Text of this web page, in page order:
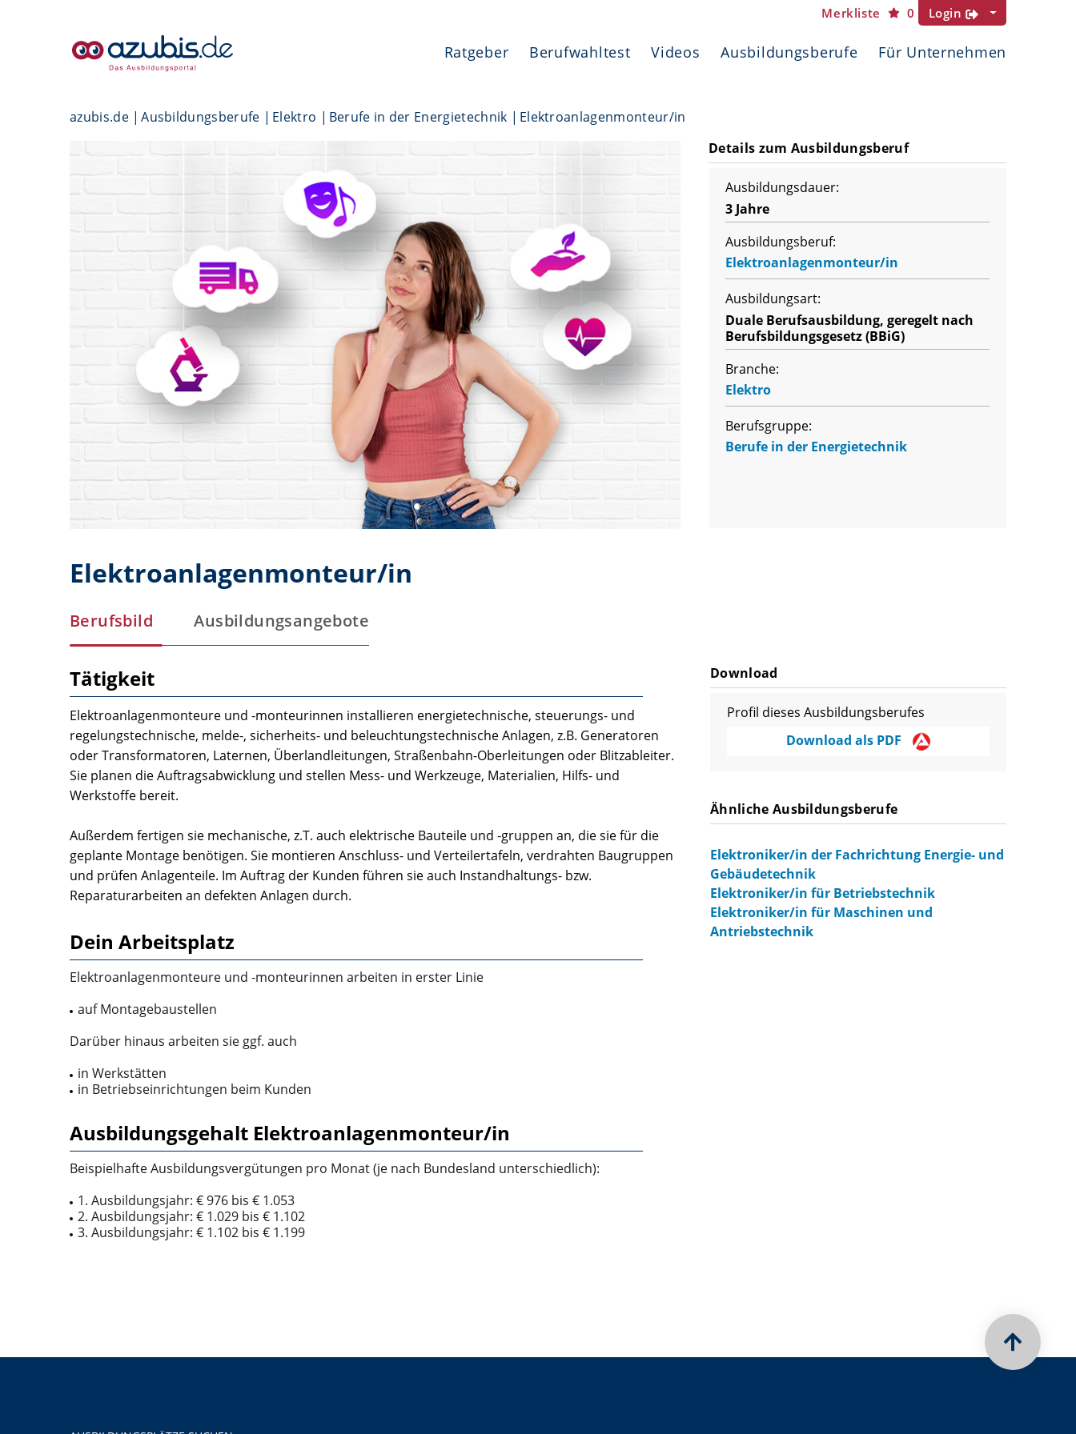
Merkliste 0 Login
Ratgeber Berufwahltest Videos Ausbildungsberufe Für Unternehmen
azubis.de Ausbildungsberufe Elektro Berufe in der Energietechnik
Elektroanlagenmonteur/in
Details zum Ausbildungsberuf
Ausbildungsdauer:
3 Jahre
Ausbildungsberuf:
Elektroanlagenmonteur/in
Ausbildungsart:
Duale Berufsausbildung, geregelt nach
Berufsbildungsgesetz (BBiG)
Branche:
Elektro
Berufsgruppe:
Berufe in der Energietechnik
Elektroanlagenmonteur/in
Berufsbild Ausbildungsangebote
Tätigkeit
Elektroanlagenmonteure und ‑monteurinnen installieren energietechnische, steuerungs- und
regelungstechnische, melde-, sicherheits- und beleuchtungstechnische Anlagen, z.B. Generatoren
oder Transformatoren, Laternen, Überlandleitungen, Straßenbahn-Oberleitungen oder Blitzableiter.
Sie planen die Auftragsabwicklung und stellen Mess- und Werkzeuge, Materialien, Hilfs- und
Werkstoffe bereit.
Außerdem fertigen sie mechanische, z.T. auch elektrische Bauteile und ‑gruppen an, die sie für die
geplante Montage benötigen. Sie montieren Anschluss- und Verteilertafeln, verdrahten Baugruppen
und prüfen Anlagenteile. Im Auftrag der Kunden führen sie auch Instandhaltungs- bzw.
Reparaturarbeiten an defekten Anlagen durch.
Dein Arbeitsplatz
Elektroanlagenmonteure und ‑monteurinnen arbeiten in erster Linie
auf Montagebaustellen
Darüber hinaus arbeiten sie ggf. auch
in Werkstätten
in Betriebseinrichtungen beim Kunden
Ausbildungsgehalt Elektroanlagenmonteur/in
Beispielhafte Ausbildungsvergütungen pro Monat (je nach Bundesland unterschiedlich):
1. Ausbildungsjahr: € 976 bis € 1.053
2. Ausbildungsjahr: € 1.029 bis € 1.102
3. Ausbildungsjahr: € 1.102 bis € 1.199
Download
Profil dieses Ausbildungsberufes
Download als PDF
Ähnliche Ausbildungsberufe
Elektroniker/in der Fachrichtung Energie- und
Gebäudetechnik
Elektroniker/in für Betriebstechnik
Elektroniker/in für Maschinen und
Antriebstechnik